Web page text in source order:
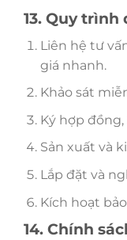
13. Quy
Liên hệ tư
giá nhanh.
Khảo sát
Ký hợp
Sản xuất và
Lắp đặt và
Kích hoạt
14. Chính